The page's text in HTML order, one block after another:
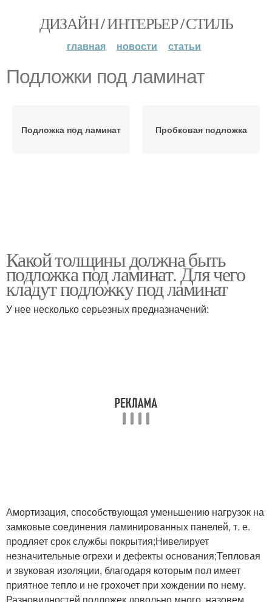
ДИЗАЙН / ИНТЕРЬЕР / СТИЛЬ
главная новости статьи
Подложки под ламинат
Подложка под ламинат Пробковая подложка
Какой толщины должна быть
подложка под ламинат. Для чего
кладут подложку под ламинат
У нее несколько серьезных предназначений:
Амортизация, способствующая уменьшению нагрузок на
замковые соединения ламинированных панелей, т. е.
продляет срок службы покрытия;Нивелирует
незначительные огрехи и дефекты основания;Тепловая
и звуковая изоляции, благодаря которым пол имеет
приятное тепло и не грохочет при хождении по нему.